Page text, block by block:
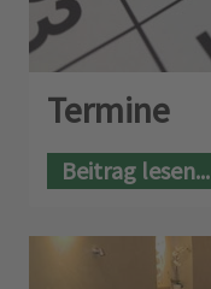
Termine
Beitrag lesen...